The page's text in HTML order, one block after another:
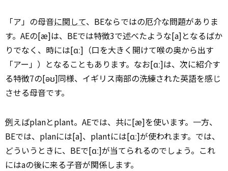
「ア」の母音に関して、BEならではの厄介な問題がありま
す。AEの[æ]は、BEでは特徴3で述べたような[a]となるばか
りでなく、時には[ɑː]（口を大きく開けて喉の奥から出す
「アー」）となることもあります。なお[ɑː]は、次に紹介す
る特徴7の[əʊ]同様、イギリス南部の洗練された英語を感じ
させる母音です。
例えばplanとplant。AEでは、共に[æ]を使います。一方、
BEでは、planには[a]、plantには[ɑː]が使われます。では、
どういうときに、BEで[ɑː]が当てられるのでしょう。これ
にはaの後に来る子音が関係します。